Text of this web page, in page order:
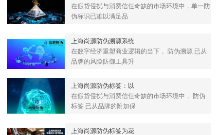
在假货侵扰与消费信任奇缺的市场环境中，单一防
伪标识已难以满足品
上海尚源防伪溯源系统
在数字经济重塑商业逻辑的当下， 防伪溯源 已从
品牌的风险防御工具升
上海尚源防伪标签：以
在假货侵扰与消费信任奇缺的市场环境中， 防伪
标签 已从品牌的附加保
上海尚源防伪标签为花